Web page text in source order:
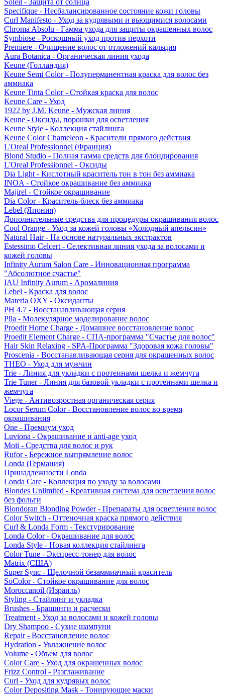
Soleil - Защита от солнца
Specifique - Несбалансированное состояние кожи головы
Curl Manifesto - Уход за кудрявыми и вьющимися волосами
Chroma Absolu - Гамма ухода для защиты окрашенных волос
Symbiose - Роскошный уход против перхоти
Premiere - Очищение волос от отложений кальция
Aura Botanica - Органическая линия ухода
Keune (Голландия)
Keune Semi Color - Полуперманентная краска для волос без
аммиака
Keune Tinta Color - Стойкая краска для волос
Keune Care - Уход
1922 by J.M. Keune - Мужская линия
Keune - Оксиды, порошки для осветления
Keune Style - Коллекция стайлинга
Keune Color Chameleon - Красители прямого действия
L'Oreal Professionnel (Франция)
Blond Studio - Полная гамма средств для блондирования
L'Oreal Professionnel - Оксиды
Dia Light - Кислотный краситель тон в тон без аммиака
INOA - Стойкое окрашивание без аммиака
Majirel - Стойкое окрашивание
Dia Color - Краситель-блеск без аммиака
Lebel (Япония)
Дополнительные средства для процедуры окрашивания волос
Cool Orange - Уход за кожей головы «Холодный апельсин»
Natural Hair - На основе натуральных экстрактов
Estessimo Celcert - Селективная линия ухода за волосами и
кожей головы
Infinity Aurum Salon Care - Инновационная программа
"Абсолютное счастье"
IAU Infinity Aurum - Аромалиния
Lebel - Краска для волос
Materia OXY - Оксиданты
PH 4.7 - Восстанавливающая серия
Plia - Молекулярное моделирование волос
Proedit Home Charge - Домашнее восстановление волос
Proedit Element Charge - СПА-программа "Счастье для волос"
Hair Skin Relaxing - SPA-Программа "Здоровая кожа головы"
Proscenia - Восстанавливающая серия для окрашенных волос
THEO - Уход для мужчин
Trie - Линия для укладки с протеинами шелка и жемчуга
Trie Tuner - Линия для базовой укладки с протеинами шелка и
жемчуга
Viege - Антивозростная органическая серия
Locor Serum Color - Восстановление волос во время
окрашивания
One - Премиум уход
Luviona - Окрашивание и anti-age уход
Moii - Средства для волос и рук
Rufor - Бережное выпрямление волос
Londa (Германия)
Принадлежности Londa
Londa Care - Коллекция по уходу за волосами
Blondes Unlimited - Креативная система для осветления волос
без фольги
Blondoran Blonding Powder - Препараты для осветления волос
Color Switch - Оттеночная краска прямого действия
Curl & Londa Form - Текстурирование
Londa Color - Окрашивание для волос
Londa Style - Новая коллекция стайлинга
Color Tune - Экспресс-тонер для волос
Matrix (США)
Super Sync - Щелочной безаммиачный краситель
SoColor - Стойкое окрашивание для волос
Moroccanoil (Израиль)
Styling - Стайлинг и укладка
Brushes - Брашинги и расчески
Treatment - Уход за волосами и кожей головы
Dry Shampoo - Сухие шампуни
Repair - Восстановление волос
Hydration - Увлажнение волос
Volume - Объем для волос
Color Care - Уход для окрашенных волос
Frizz Control - Разглаживание
Curl - Уход для кудрявых волос
Color Depositing Mask - Тонирующие маски